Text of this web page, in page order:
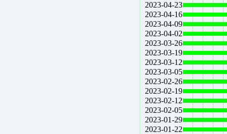
2023-04-23
2023-04-16
2023-04-09
2023-04-02
2023-03-26
2023-03-19
2023-03-12
2023-03-05
2023-02-26
2023-02-19
2023-02-12
2023-02-05
2023-01-29
2023-01-22